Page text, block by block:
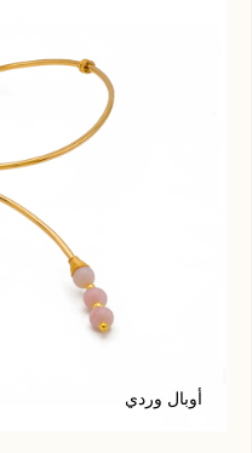
أوبال وردي